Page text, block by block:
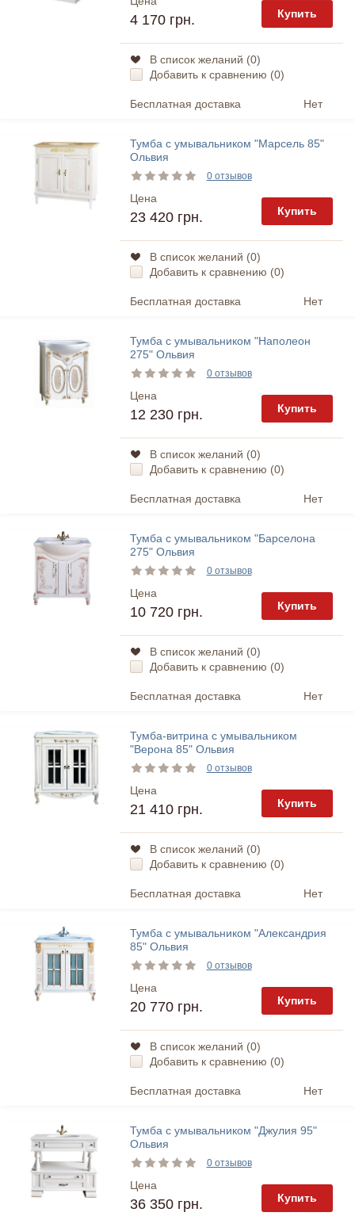
4 170 грн. Купить
В список желаний (0)
Добавить к сравнению (0)
Бесплатная доставка Нет
Тумба с умывальником "Марсель 85"
Ольвия
0 отзывов
Цена
23 420 грн. Купить
В список желаний (0)
Добавить к сравнению (0)
Бесплатная доставка Нет
Тумба с умывальником "Наполеон
275" Ольвия
0 отзывов
Цена
12 230 грн. Купить
В список желаний (0)
Добавить к сравнению (0)
Бесплатная доставка Нет
Тумба с умывальником "Барселона
275" Ольвия
0 отзывов
Цена
10 720 грн. Купить
В список желаний (0)
Добавить к сравнению (0)
Бесплатная доставка Нет
Тумба-витрина с умывальником
"Верона 85" Ольвия
0 отзывов
Цена
21 410 грн. Купить
В список желаний (0)
Добавить к сравнению (0)
Бесплатная доставка Нет
Тумба с умывальником "Александрия
85" Ольвия
0 отзывов
Цена
20 770 грн. Купить
В список желаний (0)
Добавить к сравнению (0)
Бесплатная доставка Нет
Тумба с умывальником "Джулия 95"
Ольвия
0 отзывов
Цена
36 350 грн. Купить